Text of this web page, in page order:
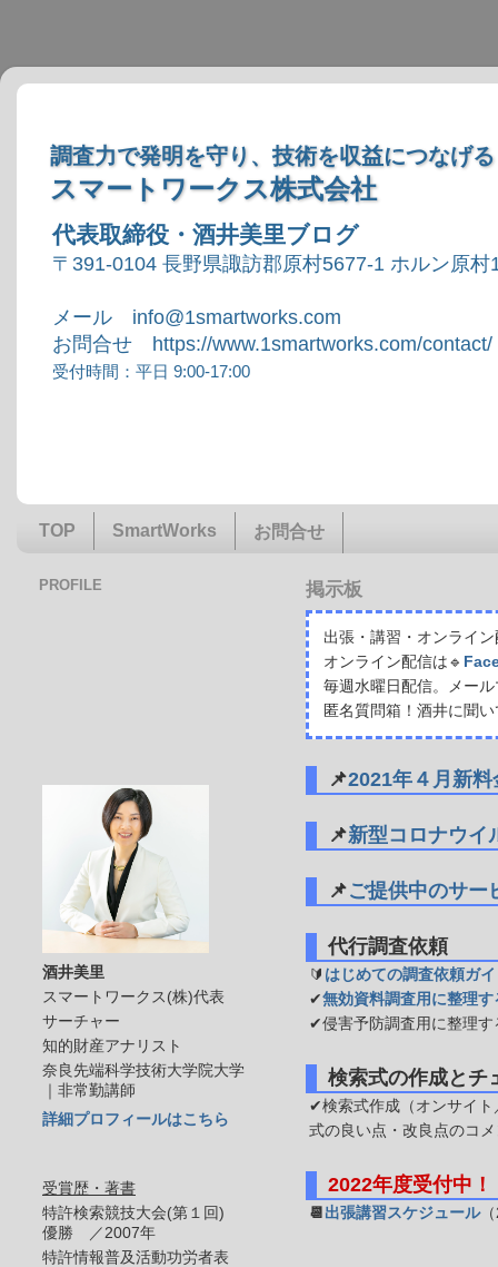
調査力で発明を守り、技術を収益につなげる
スマートワークス株式会社
代表取締役・酒井美里ブログ
〒391-0104 長野県諏訪郡原村5677-1 ホルン原村
メール info@1smartworks.com
お問合せ https://www.1smartworks.com/contact/
受付時間：平日 9:00-17:00
TOP SmartWorks お問合せ
掲示板
出張・講習・オンライ
オンライン配信は🔹
毎週水曜日配信。メー
匿名質問箱！酒井に聞
📌2021年４月新
📌新型コロナウイ
📌ご提供中のサー
代行調査依頼
🔰 はじめての調査依頼ガ
✔無効資料調査用に整理
✔侵害予防調査用に整理す
検索式の作成とチ
✔検索式作成（オンサイト
式の良い点・改良点のコ
2022年度受付中！
📆 出張講習スケジュール
PROFILE
酒井美里
スマートワークス(株)代表
サーチャー
知的財産アナリスト
奈良先端科学技術大学院大学
｜非常勤講師
詳細プロフィールはこちら
受賞歴・著書
特許検索競技大会(第１回)
優勝 ／2007年
特許情報普及活動功労者表